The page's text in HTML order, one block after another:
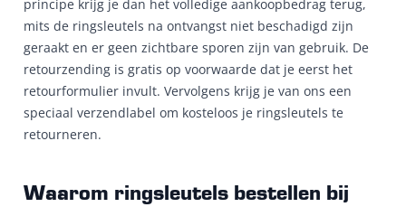
principe krijg je dan het volledige aankoopbedrag terug,
mits de ringsleutels na ontvangst niet beschadigd zijn
geraakt en er geen zichtbare sporen zijn van gebruik. De
retourzending is gratis op voorwaarde dat je eerst het
retourformulier invult. Vervolgens krijg je van ons een
speciaal verzendlabel om kosteloos je ringsleutels te
retourneren.
Waarom ringsleutels bestellen bij